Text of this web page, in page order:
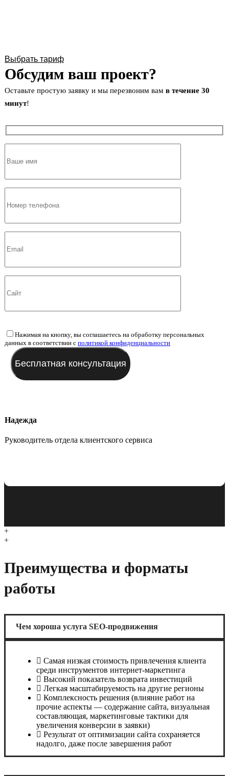
Выбрать тариф
Обсудим ваш проект?
Оставьте простую заявку и мы перезвоним вам в течение 30
минут!
Нажимая на кнопку, вы соглашаетесь на обработку персональных
данных в соответствии с политикой конфиденциальности
Надежда
Руководитель отдела клиентского сервиса
+
+
Преимущества и форматы
работы
Чем хороша услуга SEO-продвижения
Самая низкая стоимость привлечения клиента
среди инструментов интернет-маркетинга
Высокий показатель возврата инвестиций
Легкая масштабируемость на другие регионы
Комплексность решения (влияние работ на
прочие аспекты — содержание сайта, визуальная
составляющая, маркетинговые тактики для
увеличения конверсии в заявки)
Результат от оптимизации сайта сохраняется
надолго, даже после завершения работ